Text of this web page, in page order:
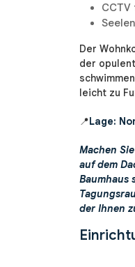
Der
der
leicht zu
📍Lage:
Machen
auf dem
Baumhaus
der Ihnen